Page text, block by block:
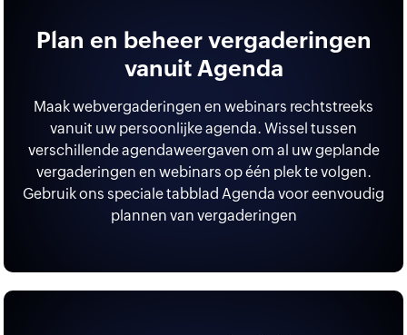
Plan en beheer vergaderingen
vanuit Agenda
Maak webvergaderingen en webinars rechtstreeks
vanuit uw persoonlijke agenda. Wissel tussen
verschillende agendaweergaven om al uw geplande
vergaderingen en webinars op één plek te volgen.
Gebruik ons speciale tabblad Agenda voor eenvoudig
plannen van vergaderingen